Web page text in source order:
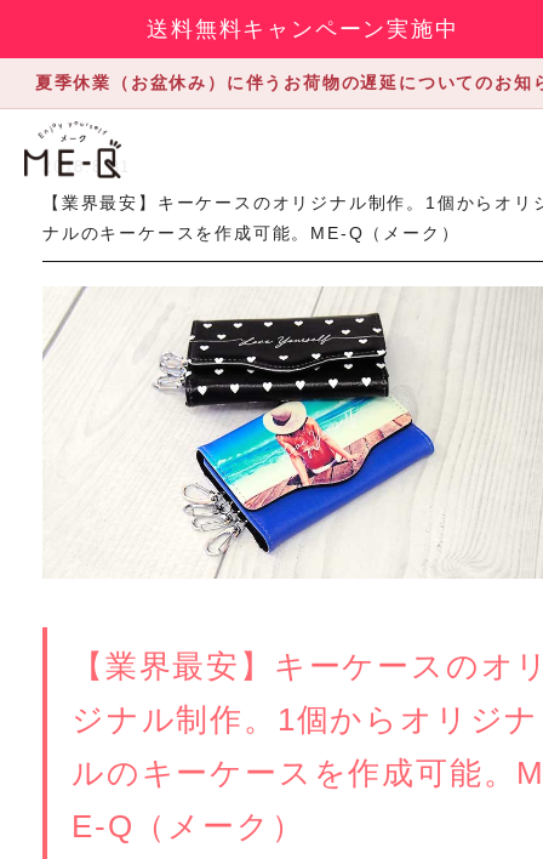
送料無料キャンペーン実施中
夏季休業（お盆休み）に伴うお荷物の遅延についてのお知
2018.8.31
【業界最安】キーケースのオリジナル制作。1個からオリ
ナルのキーケースを作成可能。ME-Q（メーク）
【業界最安】キーケースのオ
ジナル制作。1個からオリジナ
ルのキーケースを作成可能。
E-Q（メーク）